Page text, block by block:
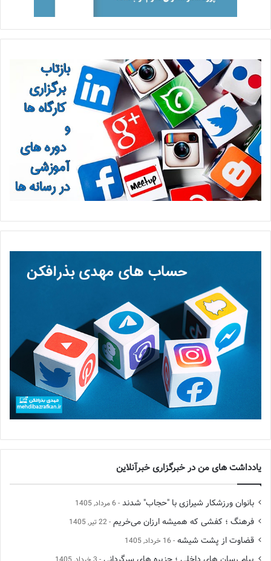
یادداشت های من در خبرگزاری خبرآنلاین
بانوان ورزشکار شیرازی با "حجاب" شدند 6 مرداد, 1405
فرهنگ ؛ کفشی که همیشه ارزان می‌خریم 22 تیر, 1405
قضاوت از پشت شیشه 16 خرداد, 1405